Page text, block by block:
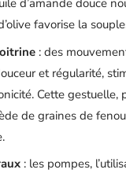
d’amande douce
favorise la
: des
et régularité,
Cette gestuelle,
de graines de
: les pompes,